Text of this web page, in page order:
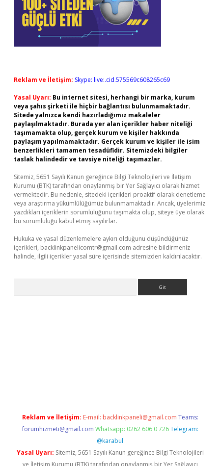
Reklam ve İletişim: Skype: live:.cid.575569c608265c69
Yasal Uyarı: Bu internet sitesi, herhangi bir marka, kurum
veya şahıs şirketi ile hiçbir bağlantısı bulunmamaktadır.
Sitede yalnızca kendi hazırladığımız makaleler
paylaşılmaktadır. Burada yer alan içerikler haber niteliği
taşımamakta olup, gerçek kurum ve kişiler hakkında
paylaşım yapılmamaktadır. Gerçek kurum ve kişiler ile isim
benzerlikleri tamamen tesadüfidir. Sitemizdeki bilgiler
taslak halindedir ve tavsiye niteliği taşımazlar.
Sitemiz, 5651 Sayılı Kanun gereğince Bilgi Teknolojileri ve İletişim
Kurumu (BTK) tarafından onaylanmış bir Yer Sağlayıcı olarak hizmet
vermektedir. Bu nedenle, sitedeki içerikleri proaktif olarak denetleme
veya araştırma yükümlülüğümüz bulunmamaktadır. Ancak, üyelerimiz
yazdıkları içeriklerin sorumluluğunu taşımakta olup, siteye üye olarak
bu sorumluluğu kabul etmiş sayılırlar.
Hukuka ve yasal düzenlemelere aykırı olduğunu düşündüğünüz
içerikleri, backlinkpanelicomtr@gmail.com adresine bildirmeniz
halinde, ilgili içerikler yasal süre içerisinde sitemizden kaldırılacaktır.
Reklam ve İletişim: E-mail: backlinkpaneli@gmail.com Teams:
forumhizmeti@gmail.com Whatsapp: 0262 606 0 726 Telegram:
@karabul
Yasal Uyarı: Sitemiz, 5651 Sayılı Kanun gereğince Bilgi Teknolojileri
ve İletişim Kurumu (BTK) tarafından onaylanmış bir Yer Sağlayıcı